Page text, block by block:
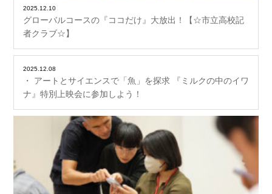
2025.12.10
グローバルコースの『ココだけ』大放出！【☆市立高校記
者クラブ☆】
2025.12.08
・ アートとサイエンスで「魚」を探求 『ミルクの中のイワ
ナ』特別上映会に参加しよう！